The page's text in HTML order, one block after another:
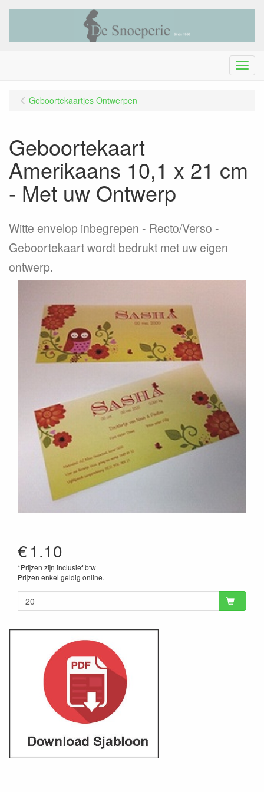
Menu
Geboortekaartjes Ontwerpen
Geboortekaart
Amerikaans 10,1 x 21 cm
- Met uw Ontwerp
Witte envelop inbegrepen - Recto/Verso -
Geboortekaart wordt bedrukt met uw eigen
ontwerp.
€1.10
*Prijzen zijn inclusief btw
Prijzen enkel geldig online.